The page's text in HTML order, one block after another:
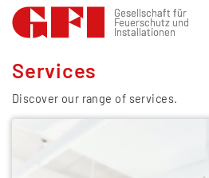
Gesellschaft für
Feuerschutz und
Installationen
Gesellschaft für
Feuerschutz und
Installationen
Services
Discover our range of services.